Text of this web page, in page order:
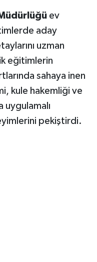
ev
aday
uzman
eğitimlerin
sahaya inen
kule hakemliği ve
uygulamalı
pekiştirdi.